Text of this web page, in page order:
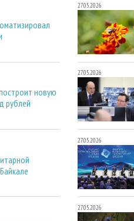
новую
рублей
27.05.2026
27.05.2026
27.05.2026
27.05.2026